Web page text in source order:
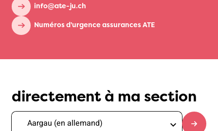
info@ate-ju.ch
Numéros d'urgence assurances ATE
directement à ma section